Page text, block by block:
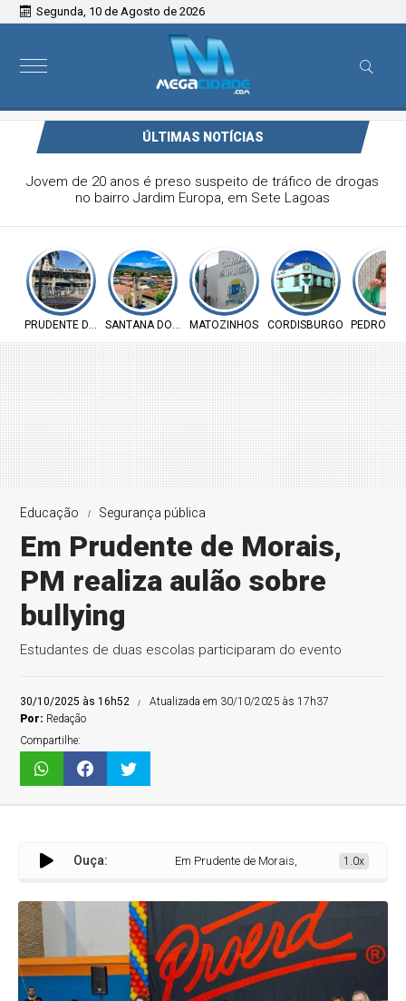
Segunda, 10 de Agosto de 2026
ÚLTIMAS NOTÍCIAS
Audiência pública vai discutir regularização de imóveis em
Esmeraldas
PRUDENTE DE MORAISSANTANA DO RIACHOMATOZINHOS CORDISBURGO PEDRO
Educação Segurança pública
Em Prudente de Morais,
PM realiza aulão sobre
bullying
Estudantes de duas escolas participaram do evento
30/10/2025 às 16h52
Atualizada em 30/10/2025 às 17h37
Por: Redação
Compartilhe:
Ouça: Em Prudente de Morais, PM realiza aulão sobre
1.0x